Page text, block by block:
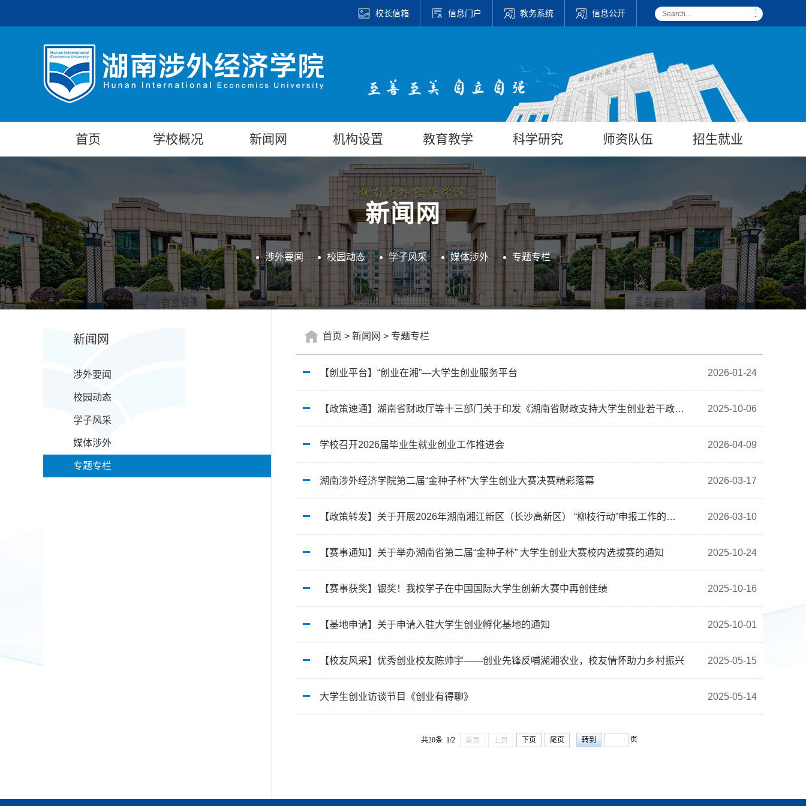
校长信箱 信息门户 教务系统 信息公开
首页 学校概况 新闻网 机构设置 教育教学 科学研究 师资队伍 招生就业
新闻网
涉外要闻 校园动态 学子风采 媒体涉外 专题专栏
新闻网
涉外要闻
校园动态
学子风采
媒体涉外
专题专栏
首页 > 新闻网 > 专题专栏
2026-01-24
【创业平台】“创业在湘”—大学生创业服务平台
2025-10-06
【政策速通】湖南省财政厅等十三部门关于印发《湖南省财政支持大学生创业若干政策措施》的通知
2026-04-09
学校召开2026届毕业生就业创业工作推进会
2026-03-17
湖南涉外经济学院第二届“金种子杯”大学生创业大赛决赛精彩落幕
2026-03-10
【政策转发】关于开展2026年湖南湘江新区（长沙高新区） “柳枝行动”申报工作的通知
2025-10-24
【赛事通知】关于举办湖南省第二届“金种子杯” 大学生创业大赛校内选拔赛的通知
2025-10-16
【赛事获奖】银奖！我校学子在中国国际大学生创新大赛中再创佳绩
2025-10-01
【基地申请】关于申请入驻大学生创业孵化基地的通知
2025-05-15
【校友风采】优秀创业校友陈帅宇——创业先锋反哺湖湘农业，校友情怀助力乡村振兴
2025-05-14
大学生创业访谈节目《创业有得聊》
共20条 1/2 首页 上页 下页 尾页 页